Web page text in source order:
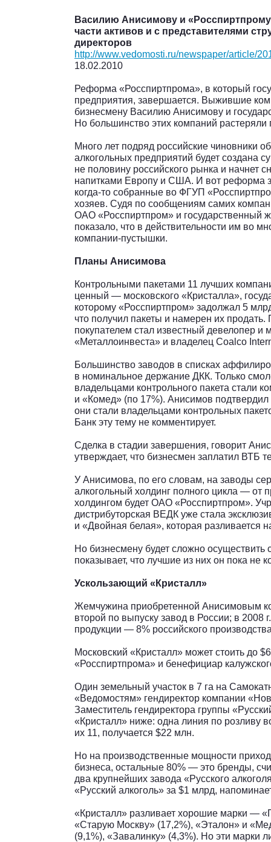
Василию Анисимову и
части активов и с представителями
директоров
http://www.vedomosti.ru/newspaper/article/
18.02.2010
Реформа «Росспиртпрома», в который
предприятия, завершается. Выжившие
бизнесмену Василию Анисимову и
Но большинство этих компаний растеряли
Много лет подряд российские чиновники
алкогольных предприятий будет создана
не половину российского рынка и начнет
напитками Европу и США. И вот реформа
когда-то собранные во ФГУП
хозяев. Судя по сообщениям самих
ОАО «Росспиртпром» и государственный
показало, что в действительности им во
компании-пустышки.
Планы Анисимова
Контрольными пакетами 11 лучших
ценный — московского «Кристалла»,
которому «Росспиртпром» задолжал 5
что получил пакеты и намерен их
покупателем стал известный девелопер
«Металлоинвеста» и владелец Coalco
Большинство заводов в списках
в номинальное держание ДКК. Только
владельцами контрольного пакета стали
и «Комед» (по 17%). Анисимов
они стали владельцами контрольных
Банк эту тему не комментирует.
Сделка в стадии завершения, говорит
утверждает, что бизнесмен заплатил ВТБ
У Анисимова, по его словам, на заводы
алкогольный холдинг полного цикла — от
холдингом будет ОАО «Росспиртпром».
дистрибуторская ВЕДК уже стала
и «Двойная белая», которая разливается
Но бизнесмену будет сложно осуществить
показывает, что лучшие из них он пока не
Ускользающий «Кристалл»
Жемчужина приобретенной Анисимовым
второй по выпуску завод в России; в 2008
продукции — 8% российского
Московский «Кристалл» может стоить до
«Росспиртпрома» и бенефициар
Один земельный участок в 7 га на
«Ведомостям» гендиректор компании
Заместитель гендиректора группы
«Кристалл» ниже: одна линия по розливу
их 11, получается $22 млн.
Но на производственные мощности
бизнеса, остальные 80% — это бренды,
два крупнейших завода «Русского
«Русский алкоголь» за $1 млрд,
«Кристалл» разливает хорошие марки —
«Старую Москву» (17,2%), «Эталон» и
(9,1%), «Завалинку» (4,3%). Но эти марки